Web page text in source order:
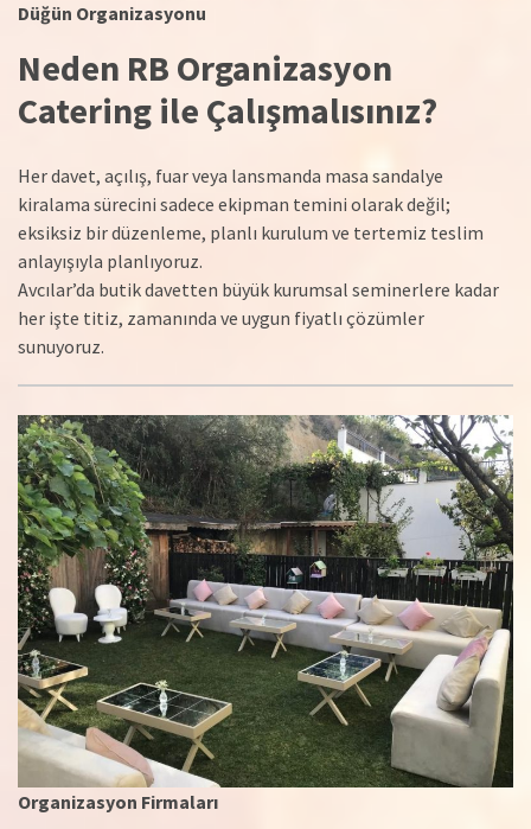
Düğün Organizasyonu
Neden RB Organizasyon
Catering ile Çalışmalısınız?
Her davet, açılış, fuar veya lansmanda masa sandalye
kiralama sürecini sadece ekipman temini olarak değil;
eksiksiz bir düzenleme, planlı kurulum ve tertemiz teslim
anlayışıyla planlıyoruz.
Avcılar’da butik davetten büyük kurumsal seminerlere kadar
her işte titiz, zamanında ve uygun fiyatlı çözümler
sunuyoruz.
Organizasyon Firmaları